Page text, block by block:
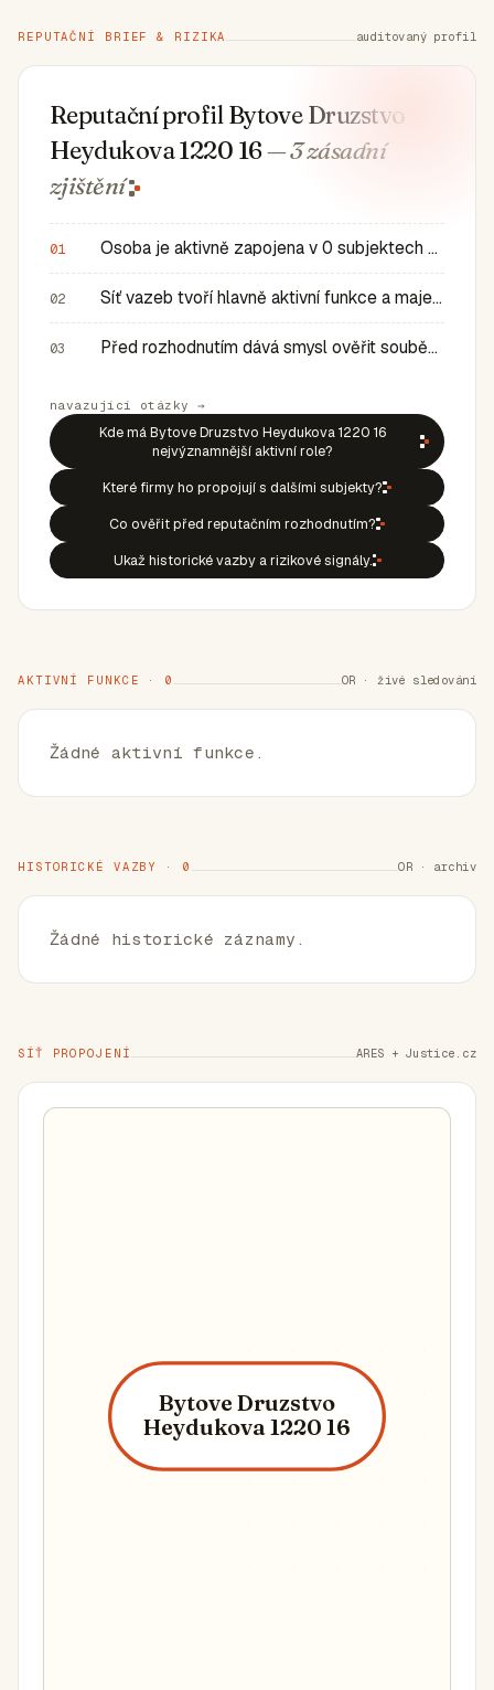
REPUTAČNÍ BRIEF & RIZIKA auditovaný profil
Reputační profil Bytove Druzstvo
Heydukova 1220 16— 3 zásadní
zjištění
01 Osoba je aktivně zapojena v 0 subjektech a má 0 historic…
02 Síť vazeb tvoří hlavně aktivní funkce a majetkové role v…
03 Před rozhodnutím dává smysl ověřit souběh rolí, historic…
navazující otázky →
Kde má Bytove Druzstvo Heydukova 1220 16
nejvýznamnější aktivní role?
Které firmy ho propojují s dalšími subjekty?
Co ověřit před reputačním rozhodnutím?
Ukaž historické vazby a rizikové signály.
AKTIVNÍ FUNKCE · 0 OR · živé sledování
Žádné aktivní funkce.
HISTORICKÉ VAZBY · 0 OR · archiv
Žádné historické záznamy.
SÍŤ PROPOJENÍ ARES + Justice.cz
Bytove Druzstvo
Heydukova 1220 16